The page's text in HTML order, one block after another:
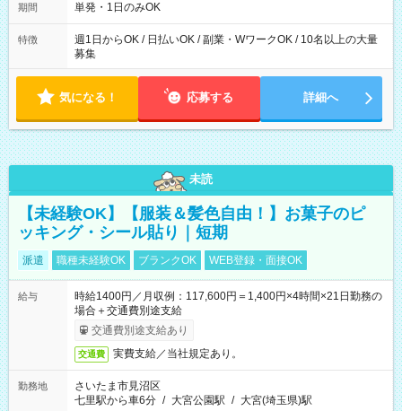
期間 単発・1日のみOK
特徴
週1日からOK / 日払いOK / 副業・WワークOK / 10名以上の大量
募集
気になる！ 応募する 詳細へ
未読
【未経験OK】【服装＆髪色自由！】お菓子のピ
ッキング・シール貼り｜短期
派遣 職種未経験OK ブランクOK WEB登録・面接OK
給与
時給1400円／月収例：117,600円＝1,400円×4時間×21日勤務の
場合＋交通費別途支給
交通費別途支給あり
交通費 実費支給／当社規定あり。
勤務地
さいたま市見沼区
七里駅から車6分 / 大宮公園駅 / 大宮(埼玉県)駅